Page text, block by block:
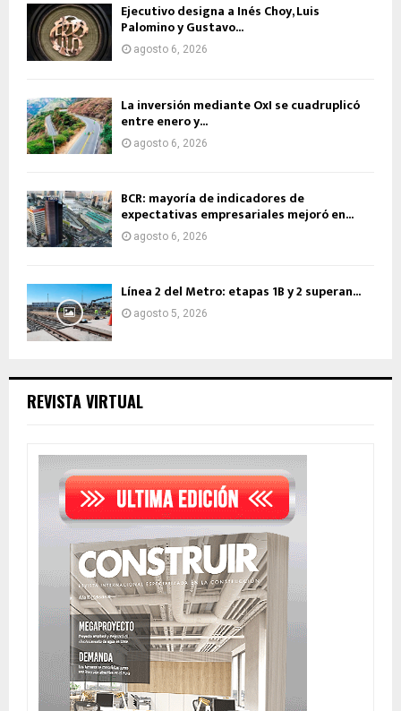
Ejecutivo designa a Inés Choy, Luis
Palomino y Gustavo...
agosto 6, 2026
La inversión mediante OxI se cuadruplicó
entre enero y...
agosto 6, 2026
BCR: mayoría de indicadores de
expectativas empresariales mejoró en...
agosto 6, 2026
Línea 2 del Metro: etapas 1B y 2 superan...
agosto 5, 2026
REVISTA VIRTUAL